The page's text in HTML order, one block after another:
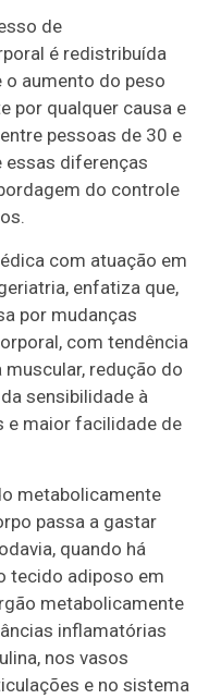
de
é redistribuída
aumento do peso
por qualquer causa e
pessoas de 30 e
essas diferenças
do controle
com atuação em
enfatiza que,
por mudanças
com tendência
redução do
sensibilidade à
e maior facilidade de
metabolicamente
passa a gastar
quando há
tecido adiposo em
metabolicamente
inflamatórias
nos vasos
e no sistema